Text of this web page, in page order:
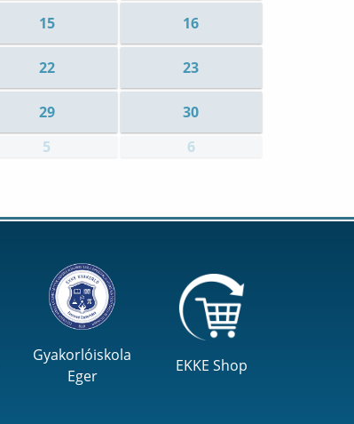
15 16
22 23
29
30
5
6
Gyakorlóiskola
Eger
EKKE Shop